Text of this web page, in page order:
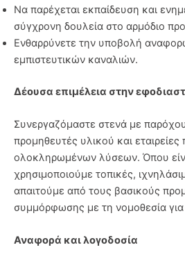
Να παρέχεται εκπαίδευση και
σύγχρονη δουλεία στο αρμόδιο
Ενθαρρύνετε την υποβολή
εμπιστευτικών καναλιών.
Δέουσα επιμέλεια στην
Συνεργαζόμαστε στενά με
προμηθευτές υλικού και
ολοκληρωμένων λύσεων. Όπου
χρησιμοποιούμε τοπικές,
απαιτούμε από τους βασικούς
συμμόρφωσης με τη νομοθεσία
Αναφορά και λογοδοσία